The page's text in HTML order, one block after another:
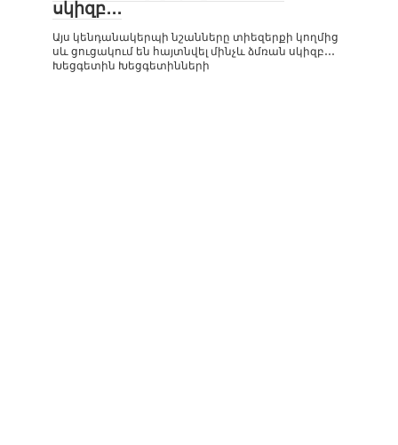
սկիզբ․․․
Այս կենդանակերպի նշանները տիեզերքի կողմից
սև ցուցակում են հայտնվել մինչև ձմռան սկիզբ․․․
Խեցգետին Խեցգետինների